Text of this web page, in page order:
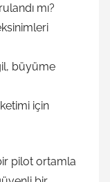
mı?
büyüme
için
pilot ortamla